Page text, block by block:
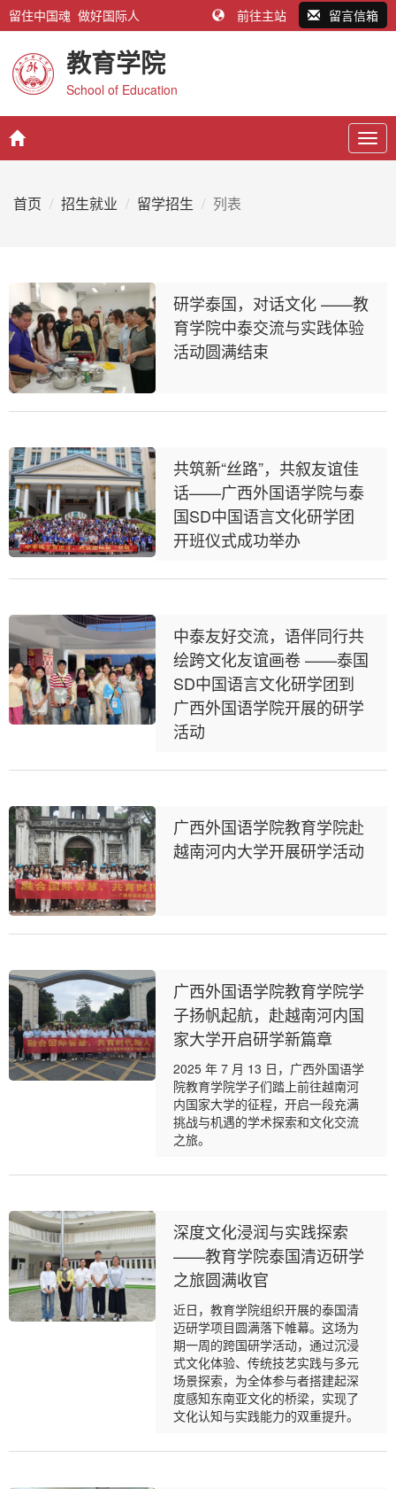
留住中国魂 做好国际人 前往主站 留言信箱
教育学院
School of Education
首页 招生就业 留学招生 列表
研学泰国，对话文化 ——教
育学院中泰交流与实践体验
活动圆满结束
共筑新“丝路”，共叙友谊佳
话——广西外国语学院与泰
国SD中国语言文化研学团
开班仪式成功举办
中泰友好交流，语伴同行共
绘跨文化友谊画卷 ——泰国
SD中国语言文化研学团到
广西外国语学院开展的研学
活动
广西外国语学院教育学院赴
越南河内大学开展研学活动
广西外国语学院教育学院学
子扬帆起航，赴越南河内国
家大学开启研学新篇章
2025 年 7 月 13 日，广西外国语学
院教育学院学子们踏上前往越南河
内国家大学的征程，开启一段充满
挑战与机遇的学术探索和文化交流
之旅。
深度文化浸润与实践探索
——教育学院泰国清迈研学
之旅圆满收官
近日，教育学院组织开展的泰国清
迈研学项目圆满落下帷幕。这场为
期一周的跨国研学活动，通过沉浸
式文化体验、传统技艺实践与多元
场景探索，为全体参与者搭建起深
度感知东南亚文化的桥梁，实现了
文化认知与实践能力的双重提升。